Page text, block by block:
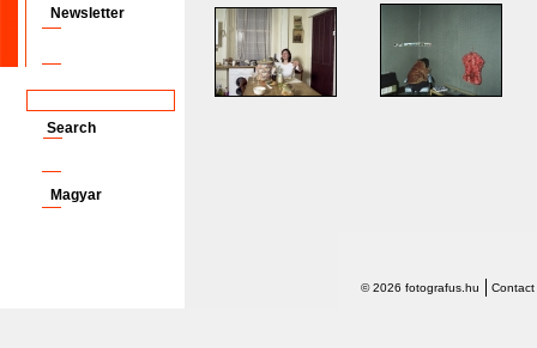
Newsletter
Magyar
© 2026 fotografus.hu Contact